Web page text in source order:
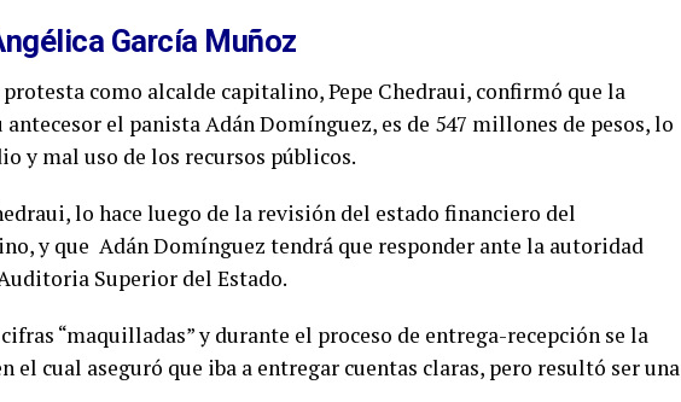
García Muñoz
como alcalde capitalino, Pepe Chedraui, confirmó que la
antecesor el panista Adán Domínguez, es de 547 millones de pesos, lo
y mal uso de los recursos públicos.
lo hace luego de la revisión del estado financiero del
y que Adán Domínguez tendrá que responder ante la autoridad
Superior del Estado.
“maquilladas” y durante el proceso de entrega-recepción se la
el cual aseguró que iba a entregar cuentas claras, pero resultó ser una